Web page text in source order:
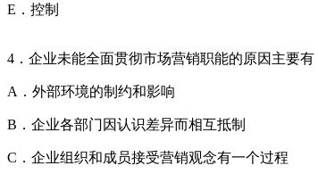
E．控制
4．企业未能全面贯彻市场营销职能的原因
A．外部环境的制约和影响
B．企业各部门因认识差异而相互抵制
C．企业组织和成员接受营销观念有一个过程